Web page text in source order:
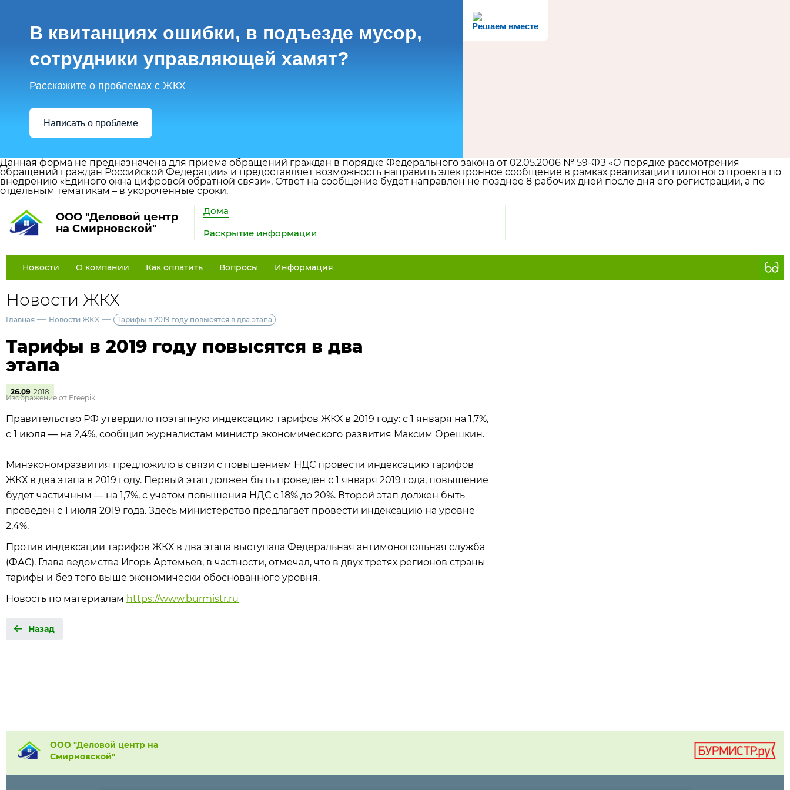
Решаем вместе
В квитанциях ошибки, в подъезде мусор,
сотрудники управляющей хамят?
Расскажите о проблемах с ЖКХ
Написать о проблеме
Данная форма не предназначена для приема обращений граждан в порядке Федерального закона от 02.05.2006 № 59-ФЗ «О порядке рассмотрения
обращений граждан Российской Федерации» и предоставляет возможность направить электронное сообщение в рамках реализации пилотного проекта по
внедрению «Единого окна цифровой обратной связи». Ответ на сообщение будет направлен не позднее 8 рабочих дней после дня его регистрации, а по
отдельным тематикам – в укороченные сроки.
ООО "Деловой центр
на Смирновской"
Дома
Раскрытие информации
Новости О компании Как оплатить Вопросы Информация
Новости ЖКХ
Главная — Новости ЖКХ — Тарифы в 2019 году повысятся в два этапа
Тарифы в 2019 году повысятся в два
этапа
26.09 2018
Изображение от Freepik
Правительство РФ утвердило поэтапную индексацию тарифов ЖКХ в 2019 году: с 1 января на 1,7%,
с 1 июля — на 2,4%, сообщил журналистам министр экономического развития Максим Орешкин.
Минэкономразвития предложило в связи с повышением НДС провести индексацию тарифов
ЖКХ в два этапа в 2019 году. Первый этап должен быть проведен с 1 января 2019 года, повышение
будет частичным — на 1,7%, с учетом повышения НДС с 18% до 20%. Второй этап должен быть
проведен с 1 июля 2019 года. Здесь министерство предлагает провести индексацию на уровне
2,4%.
Против индексации тарифов ЖКХ в два этапа выступала Федеральная антимонопольная служба
(ФАС). Глава ведомства Игорь Артемьев, в частности, отмечал, что в двух третях регионов страны
тарифы и без того выше экономически обоснованного уровня.
Новость по материалам https://www.burmistr.ru
Назад
ООО "Деловой центр на
Смирновской"